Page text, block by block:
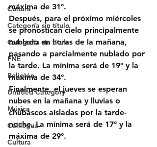
Cultura
Categoría sin título
Categoría sin título
FNE
Religión
Untitled Category
Música
Calilegua
Cultura
máxima de 31°.
Después, para el próximo miércoles
se pronostican cielo principalmente
nublado en horas de la mañana,
pasando a parcialmente nublado por
la tarde. La mínima será de 19° y la
máxima de 34°.
Finalmente, el jueves se esperan
nubes en la mañana y lluvias o
chubascos aisladas por la tarde-
noche. La mínima será de 17° y la
máxima de 29°.